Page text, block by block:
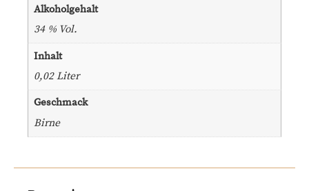
Alkoholgehalt
34 % Vol.
Inhalt
0,02 Liter
Geschmack
Birne